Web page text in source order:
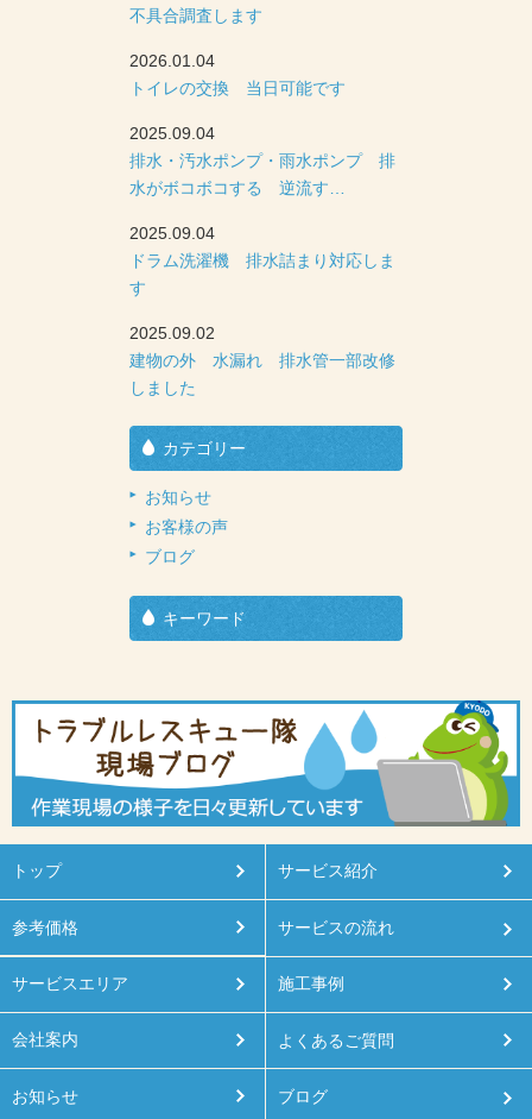
不具合調査します
2026.01.04
トイレの交換 当日可能です
2025.09.04
排水・汚水ポンプ・雨水ポンプ 排
水がボコボコする 逆流す…
2025.09.04
ドラム洗濯機 排水詰まり対応しま
す
2025.09.02
建物の外 水漏れ 排水管一部改修
しました
カテゴリー
お知らせ
お客様の声
ブログ
キーワード
トップ サービス紹介
参考価格 サービスの流れ
サービスエリア 施工事例
会社案内 よくあるご質問
お知らせ ブログ